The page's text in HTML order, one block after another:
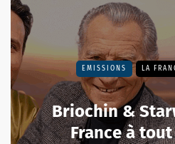
EMISSIONS LA
Briochin &
France à